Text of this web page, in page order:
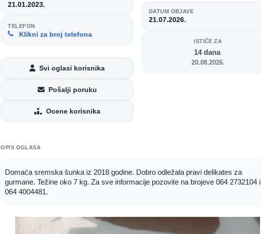
21.01.2023.
TELEFON
Klikni za broj telefona
Svi oglasi korisnika
Pošalji poruku
Ocene korisnika
DATUM OBJAVE
21.07.2026.
ISTIČE ZA
14 dana
20.08.2026.
OPIS OGLASA
Domaća sremska šunka iz 2018 godine. Dobro odležala pravi delikates za
gurmane. Težine oko 7 kg. Za sve informacije pozovite na brojeve 064 2732104 i
064 4004481.